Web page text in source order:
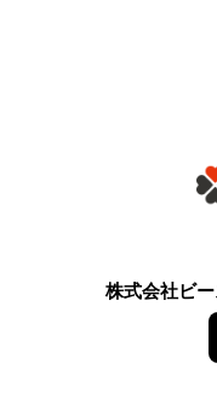
株式会社ビ